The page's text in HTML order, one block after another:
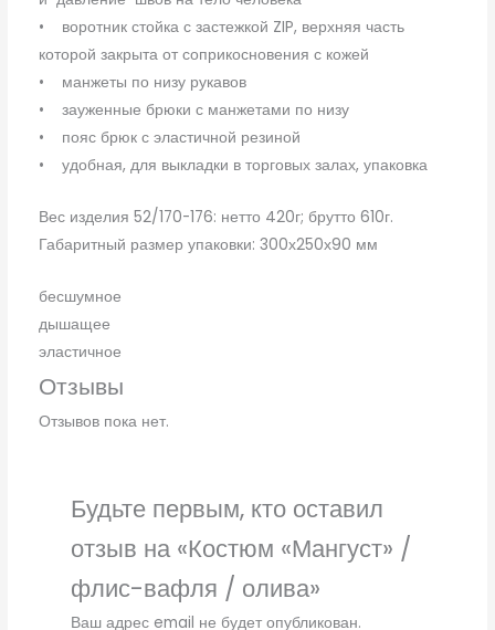
• воротник стойка с застежкой ZIP, верхняя часть
которой закрыта от соприкосновения с кожей
• манжеты по низу рукавов
• зауженные брюки с манжетами по низу
• пояс брюк с эластичной резиной
• удобная, для выкладки в торговых залах, упаковка
Вес изделия 52/170-176: нетто 420г; брутто 610г.
Габаритный размер упаковки: 300х250х90 мм
бесшумное
дышащее
эластичное
Отзывы
Отзывов пока нет.
Будьте первым, кто оставил
отзыв на «Костюм «Мангуст» /
флис-вафля / олива»
Ваш адрес email не будет опубликован.